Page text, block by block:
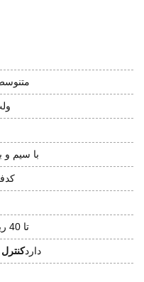
12
با سیم و
تا 40 ریموت
دارد